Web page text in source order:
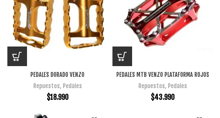
PEDALES DORADO VENZO
Repuestos, Pedales
$18.990
PEDALES MTB VENZO PLATAFORMA ROJOS
Repuestos, Pedales
$43.990